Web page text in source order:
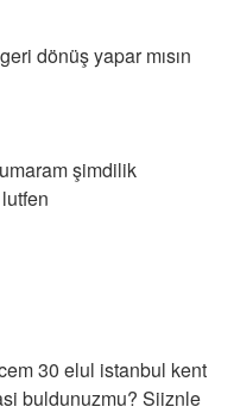
dönüş yapar mısın
şimdilik
30 elul istanbul kent
buldunuzmu? Siiznle